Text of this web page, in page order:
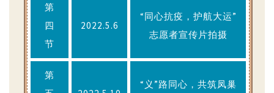
第
四
节
2022.5.6
“同心抗疫，护航大运”
志愿者宣传片拍摄
第
“义”路同心，共筑凤巢